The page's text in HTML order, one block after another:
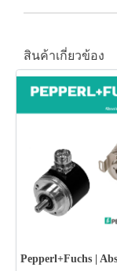
สินค้าเกี่ยวข้อง